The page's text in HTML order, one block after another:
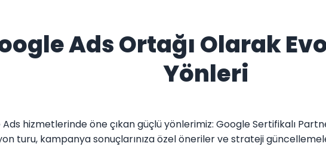
Ads Ortağı Olarak
Yönleri
hizmetlerinde öne çıkan güçlü yönlerimiz: Google Sertifikalı
turu, kampanya sonuçlarınıza özel öneriler ve strateji